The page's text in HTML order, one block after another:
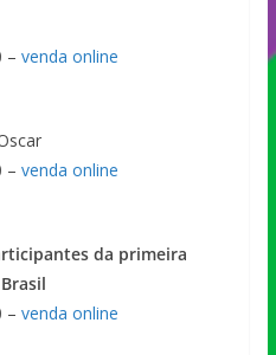
– venda online
– venda online
da primeira
– venda online